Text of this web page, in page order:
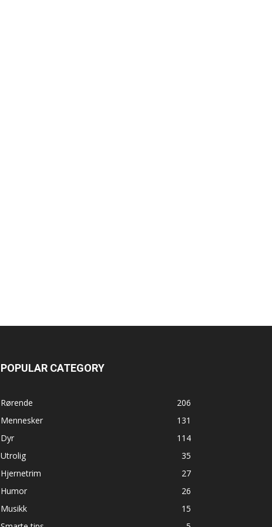
POPULAR CATEGORY
Rørende
206
Mennesker
131
Dyr
114
Utrolig
35
Hjernetrim
27
Humor
26
Musikk
15